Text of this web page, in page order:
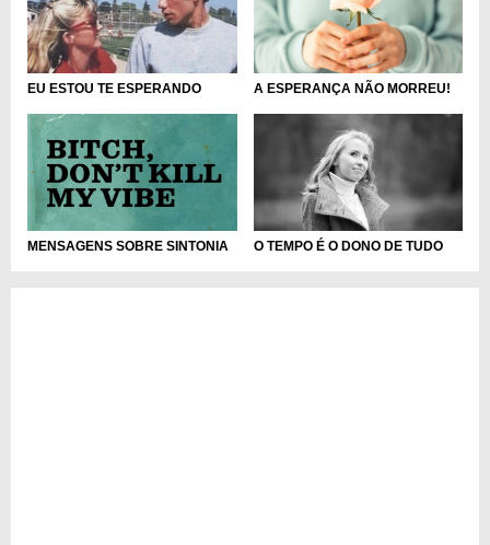
EU ESTOU TE ESPERANDO A ESPERANÇA NÃO MORREU!
MENSAGENS SOBRE SINTONIA O TEMPO É O DONO DE TUDO